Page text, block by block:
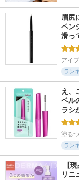
眉尻
ペン
滑っ
アイ
ラン
え、
ベル
ラシ
塗る
ラン
【
リニ